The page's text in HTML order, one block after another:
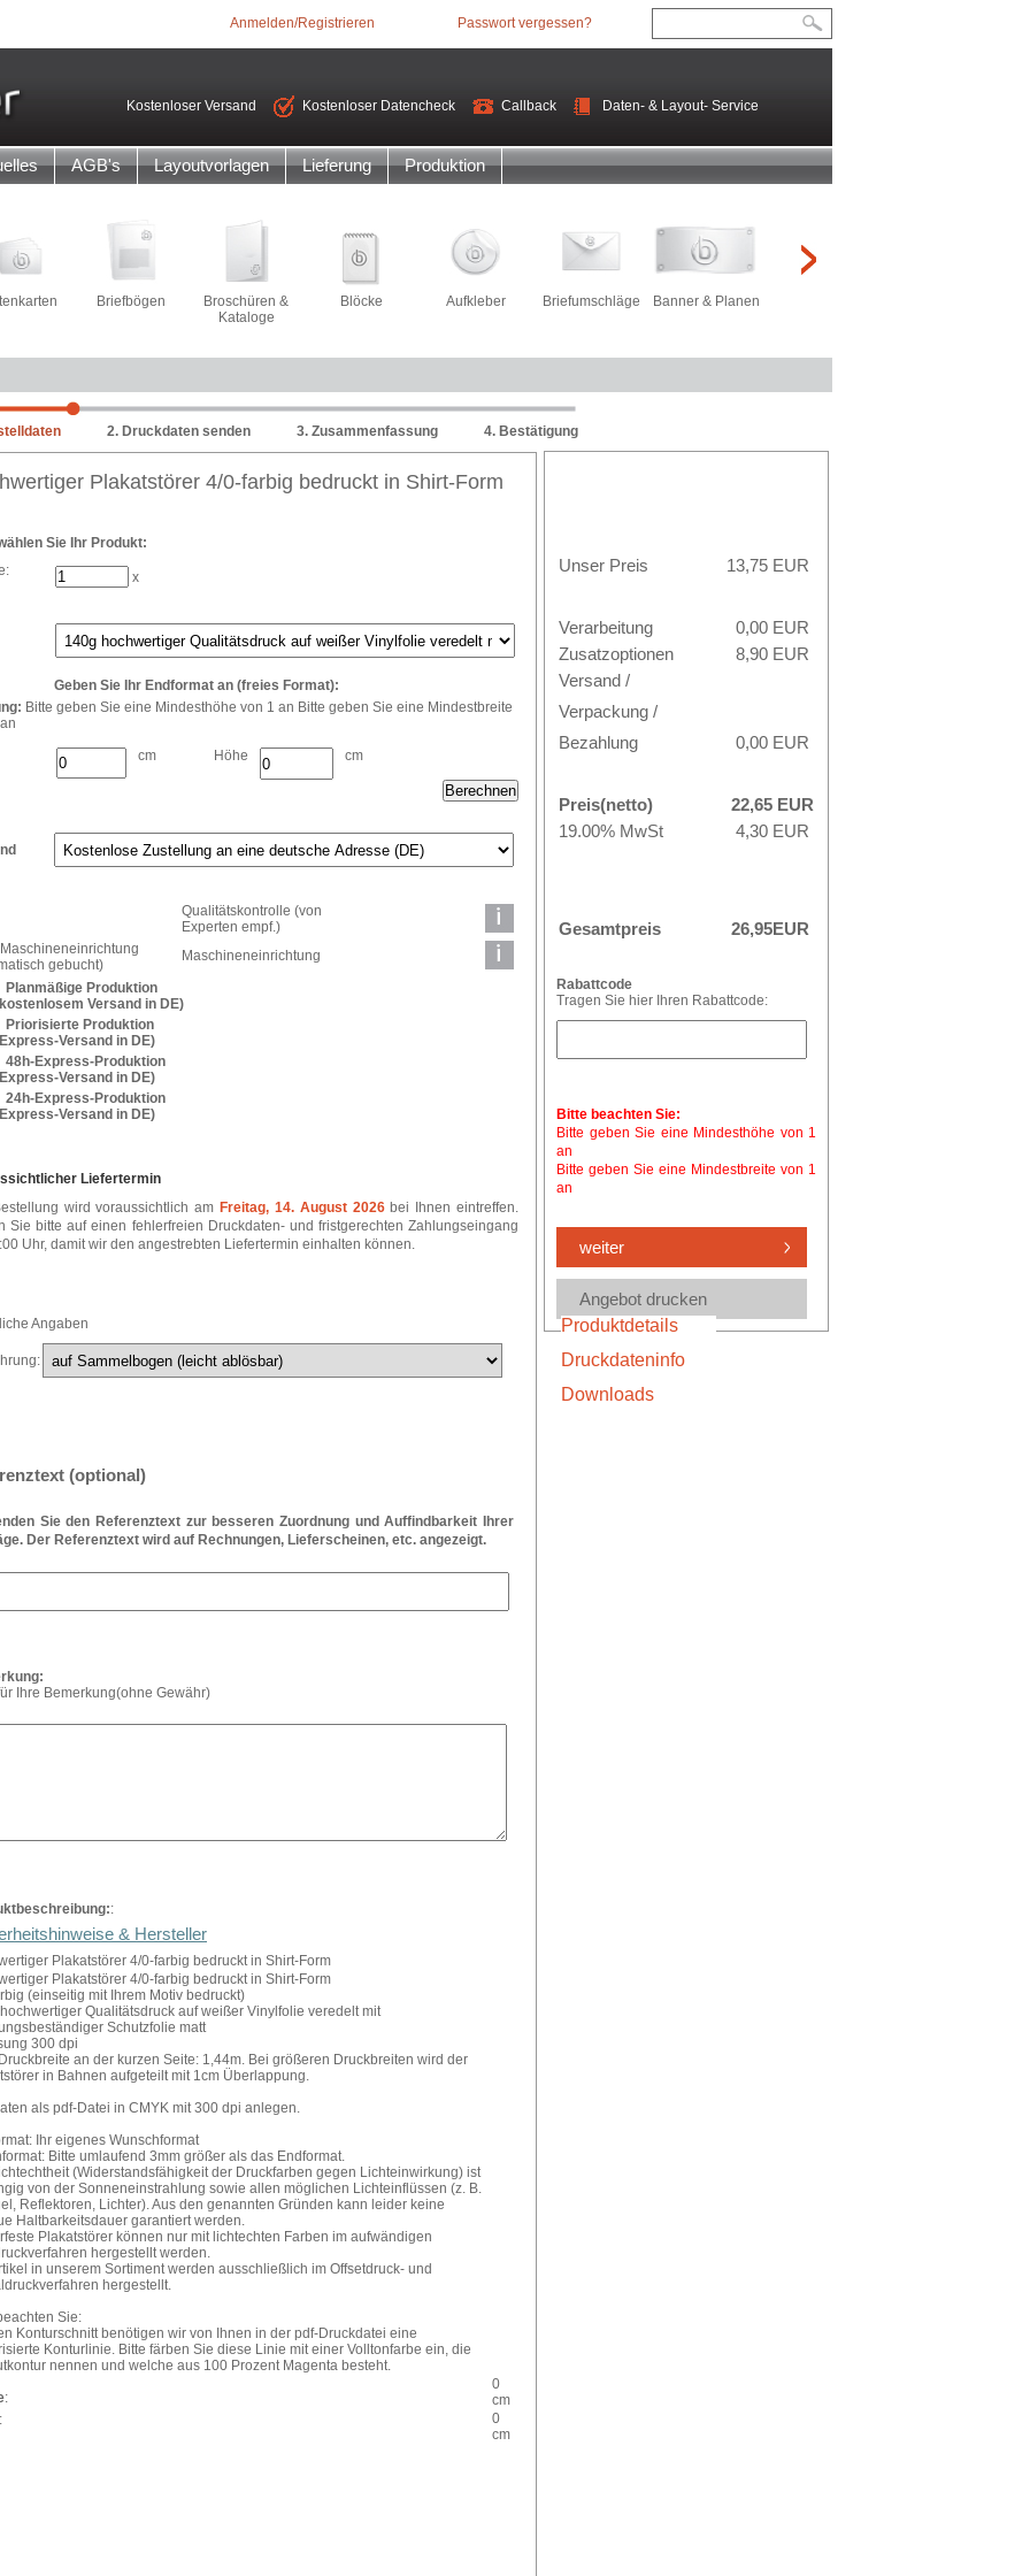
Anmelden/Registrieren Passwort vergessen?
Kostenloser Versand Kostenloser Datencheck Callback Daten- & Layout- Service
AGB's Layoutvorlagen Lieferung Produktion
Briefbögen
Broschüren &
Kataloge
Blöcke Aufkleber Briefumschläge Banner & Planen
2. Druckdaten senden 3. Zusammenfassung 4. Bestätigung
Plakatstörer 4/0-farbig bedruckt in Shirt-Form
Sie Ihr Produkt:
x
Geben Sie Ihr Endformat an (freies Format):
Bitte geben Sie eine Mindesthöhe von 1 an Bitte geben Sie eine Mindestbreite
cm Höhe cm
Qualitätskontrolle (von
Experten empf.)
Maschineneinrichtung
gebucht)
Maschineneinrichtung
Planmäßige Produktion
Versand in DE)
Priorisierte Produktion
Versand in DE)
48h-Express-Produktion
Versand in DE)
24h-Express-Produktion
Versand in DE)
Liefertermin
wird voraussichtlich am Freitag, 14. August 2026bei Ihnen eintreffen.
Sie bitte auf einen fehlerfreien Druckdaten- und fristgerechten Zahlungseingang
Uhr, damit wir den angestrebten Liefertermin einhalten können.
Angaben
(optional)
Sie den Referenztext zur besseren Zuordnung und Auffindbarkeit Ihrer
Der Referenztext wird auf Rechnungen, Lieferscheinen, etc. angezeigt.
Ihre Bemerkung(ohne Gewähr)
:
& Hersteller
Plakatstörer 4/0-farbig bedruckt in Shirt-Form
Plakatstörer 4/0-farbig bedruckt in Shirt-Form
(einseitig mit Ihrem Motiv bedruckt)
Qualitätsdruck auf weißer Vinylfolie veredelt mit
Schutzfolie matt
300 dpi
an der kurzen Seite: 1,44m. Bei größeren Druckbreiten wird der
in Bahnen aufgeteilt mit 1cm Überlappung.
als pdf-Datei in CMYK mit 300 dpi anlegen.
Ihr eigenes Wunschformat
Bitte umlaufend 3mm größer als das Endformat.
(Widerstandsfähigkeit der Druckfarben gegen Lichteinwirkung) ist
von der Sonneneinstrahlung sowie allen möglichen Lichteinflüssen (z. B.
Reflektoren, Lichter). Aus den genannten Gründen kann leider keine
Haltbarkeitsdauer garantiert werden.
Plakatstörer können nur mit lichtechten Farben im aufwändigen
hergestellt werden.
in unserem Sortiment werden ausschließlich im Offsetdruck- und
hergestellt.
Sie:
Konturschnitt benötigen wir von Ihnen in der pdf-Druckdatei eine
Konturlinie. Bitte färben Sie diese Linie mit einer Volltonfarbe ein, die
nennen und welche aus 100 Prozent Magenta besteht.
:
:
0
cm
0
cm
Unser Preis 13,75 EUR
Verarbeitung
0,00 EUR
Zusatzoptionen
8,90 EUR
Versand /
Verpackung /
Bezahlung
0,00 EUR
Preis(netto) 22,65 EUR
19.00% MwSt
4,30 EUR
Gesamtpreis 26,95EUR
Rabattcode
Tragen Sie hier Ihren Rabattcode:
Bitte beachten Sie:
Bitte geben Sie eine Mindesthöhe von 1
an
Bitte geben Sie eine Mindestbreite von 1
an
Produktdetails
Druckdateninfo
Downloads